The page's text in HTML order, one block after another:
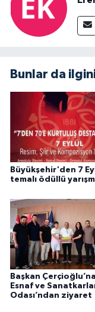
Bunlar da
Büyükşehir'den 7
temalı ödüllü
Başkan
Esnaf ve
Odası’ndan ziyaret